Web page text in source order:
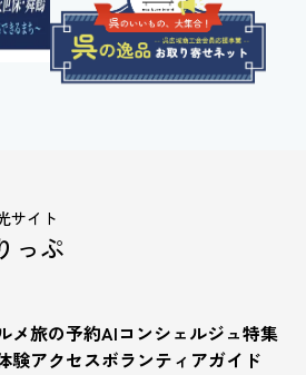
サイト
っぷ
メ旅の予約AIコンシェルジュ特集
験アクセスボランティアガイド